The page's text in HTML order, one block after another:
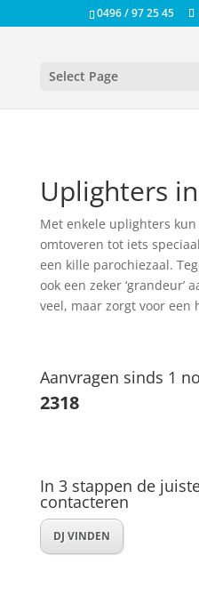
0496 / 97 25 45
Select Page
Uplighters
Met enkele uplighters
omtoveren tot iets
een kille parochiezaal.
ook een zeker ‘grandeur’
veel, maar zorgt voor een
Aanvragen sinds 1
2318
In 3 stappen de
contacteren
DJ VINDEN